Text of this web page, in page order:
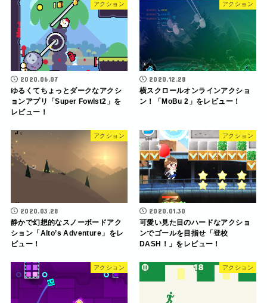
アクション
2020.06.07
ゆるくてちょっとダークなアクシ
ョンアプリ「Super Fowlst2」を
レビュー！
アクション
2020.12.28
横スクロールオンラインアクショ
ン！「MoBu 2」をレビュー！
アクション
2020.03.28
静かで幻想的なスノーボードアク
ション「Alto’s Adventure」をレ
ビュー！
アクション
2020.01.30
可愛い見た目のハードなアクショ
ンでゴールを目指せ「登校
DASH！」をレビュー！
アクション アクション